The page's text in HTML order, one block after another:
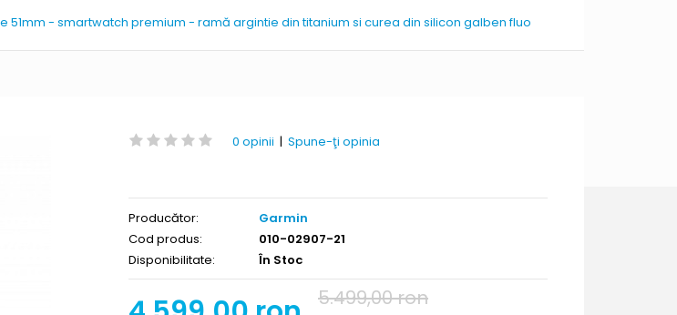
51mm - smartwatch premium - ramă argintie din titanium si curea din silicon galben fluo
0 opinii | Spune-ţi opinia
Producător:
Garmin
Cod produs:
010-02907-21
Disponibilitate:
În Stoc
5.499,00 ron